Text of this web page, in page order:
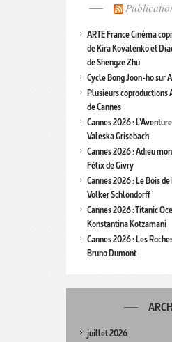
ARTE France Cinéma
de Kira Kovalenko et
de Shengze Zhu
Cycle Bong Joon-ho sur
Plusieurs coproductions
de Cannes
Cannes 2026 :
Valeska Grisebach
Cannes 2026 : Adieu
Félix de Givry
Cannes 2026 : Le Bois
Volker Schlöndorff
Cannes 2026 : Titanic
Konstantina Kotzamani
Cannes 2026 : Les
Bruno Dumont
juillet 2026